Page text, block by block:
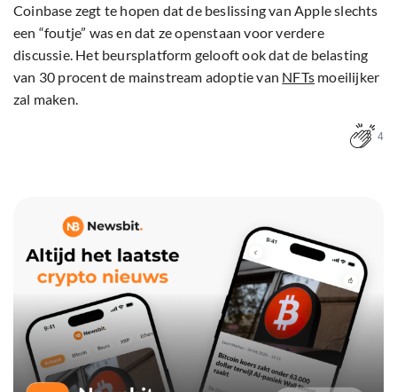
Coinbase zegt te hopen dat de beslissing van Apple slechts
een “foutje” was en dat ze openstaan voor verdere
discussie. Het beursplatform gelooft ook dat de belasting
van 30 procent de mainstream adoptie van NFTs moeilijker
zal maken.
4